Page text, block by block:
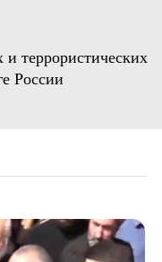
террористических
России